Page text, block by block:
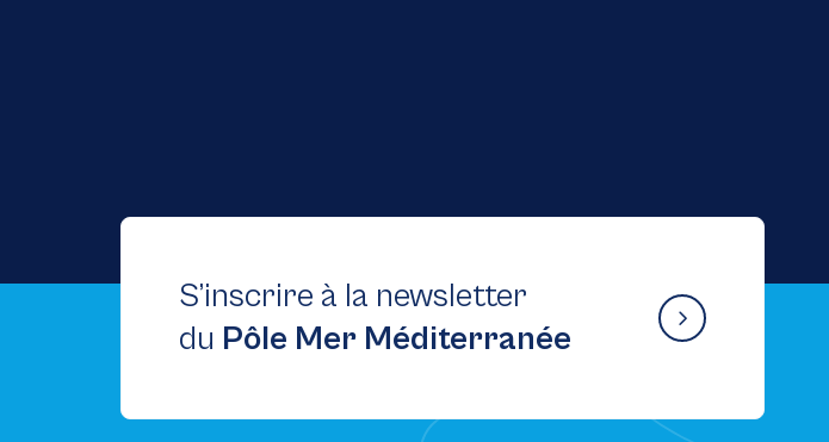
S’inscrire à la newsletter
du Pôle Mer Méditerranée